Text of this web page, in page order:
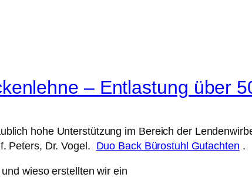
– Entlastung über
hohe Unterstützung im Bereich der
Peters, Dr. Vogel. Duo Back Bürostuhl Gutachten .
wieso erstellten wir ein